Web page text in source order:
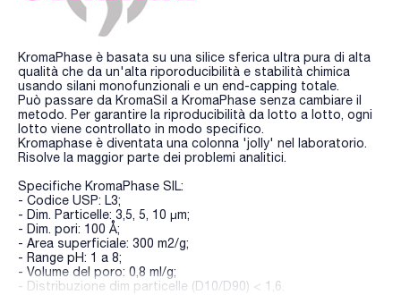
KromaPhase è basata su una silice sferica ultra pura di alta
qualità che da un'alta riporoducibilità e stabilità chimica
usando silani monofunzionali e un end-capping totale.
Può passare da KromaSil a KromaPhase senza cambiare il
metodo. Per garantire la riproducibilità da lotto a lotto, ogni
lotto viene controllato in modo specifico.
Kromaphase è diventata una colonna 'jolly' nel laboratorio.
Risolve la maggior parte dei problemi analitici.
Specifiche KromaPhase SIL:
- Codice USP: L3;
- Dim. Particelle: 3,5, 5, 10 µm;
- Dim. pori: 100 Å;
- Area superficiale: 300 m2/g;
- Range pH: 1 a 8;
- Volume del poro: 0,8 ml/g;
- Distribuzione dim particelle (D10/D90) < 1,6.